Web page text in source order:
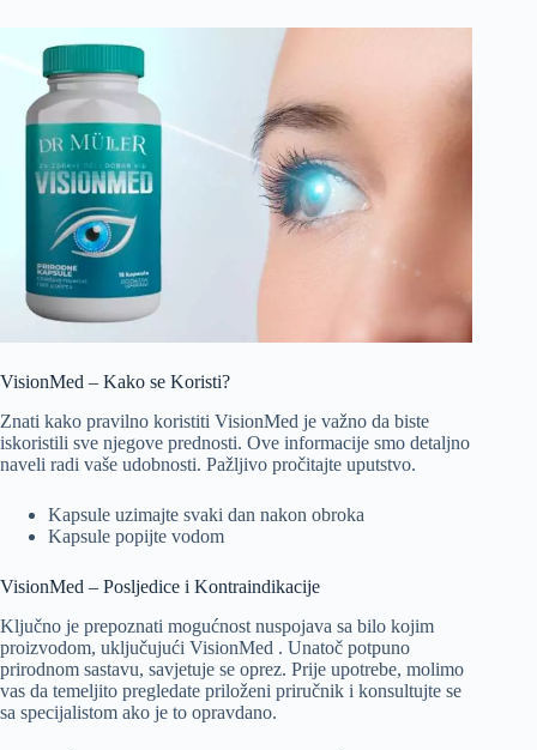
VisionMed – Kako se Koristi?
Znati kako pravilno koristiti VisionMed je važno da biste
iskoristili sve njegove prednosti. Ove informacije smo detaljno
naveli radi vaše udobnosti. Pažljivo pročitajte uputstvo.
Kapsule uzimajte svaki dan nakon obroka
Kapsule popijte vodom
VisionMed – Posljedice i Kontraindikacije
Ključno je prepoznati mogućnost nuspojava sa bilo kojim
proizvodom, uključujući VisionMed . Unatoč potpuno
prirodnom sastavu, savjetuje se oprez. Prije upotrebe, molimo
vas da temeljito pregledate priloženi priručnik i konsultujte se
sa specijalistom ako je to opravdano.